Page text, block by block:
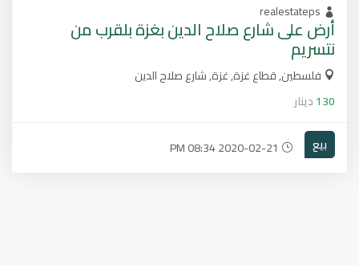
realestateps
أرض على شارع صلاح الدين بغزة بلقرب من
نتسريم
فلسطين, قطاع غزة, غزة, شارع صلاح الدين
130دينار
بيع